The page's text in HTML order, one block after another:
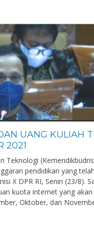
UANG KULIAH
2021
Teknologi
pendidikan yang
X DPR RI, Senin (23/8).
kuota internet yang akan
Oktober, dan